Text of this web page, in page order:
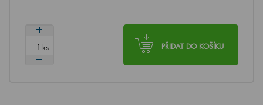
PŘIDAT DO KOŠÍKU
ks